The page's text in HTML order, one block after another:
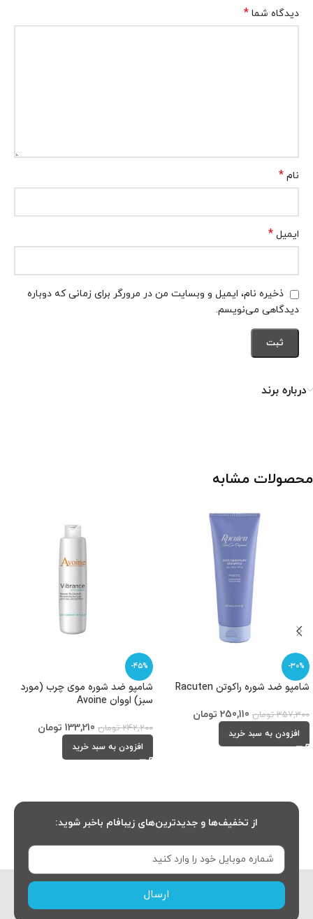
دیدگاه شما *
نام *
ایمیل *
ذخیره نام، ایمیل و وبسایت من در مرورگر برای زمانی که دوباره
دیدگاهی می‌نویسم.
درباره برند
محصولات مشابه
-30%
شامپو ضد شوره راکوتن Racuten
357,300 تومان 250,110 تومان
افزودن به سبد خرید
-45%
شامپو ضد شوره موی چرب (مورد
سبز) اووان Avoine
242,200 تومان 133,210 تومان
افزودن به سبد خرید
از تخفیف‌ها و جدیدترین‌های زیبافام باخبر شوید:
ارسال